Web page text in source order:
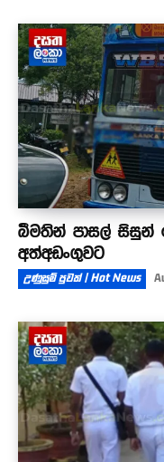
බීමතින් පාසල් සිසුන්
අත්අඩංගුවට
උණුසුම් පුවත් | Hot News